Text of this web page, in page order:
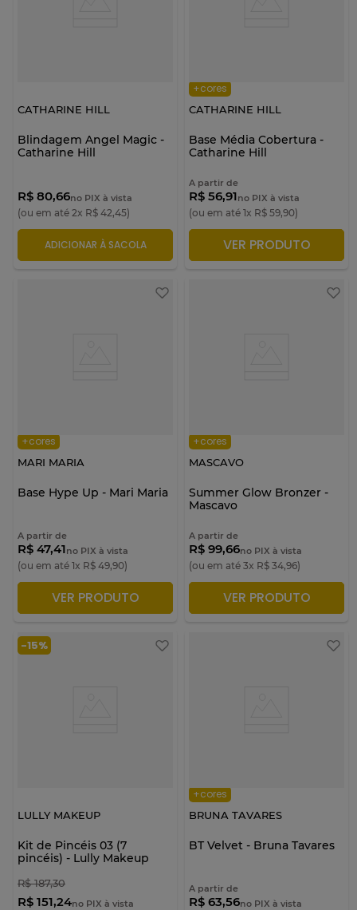
CATHARINE HILL
Blindagem Angel Magic -
Catharine Hill
R$ 80,66no PIX à vista
(ou em até 2x R$ 42,45)
ADICIONAR À SACOLA
+cores
CATHARINE HILL
Base Média Cobertura -
Catharine Hill
A partir de
R$ 56,91no PIX à vista
(ou em até 1x R$ 59,90)
ADICIONAR À SACOLA
VER PRODUTO
+cores
MARI MARIA
Base Hype Up - Mari Maria
A partir de
R$ 47,41no PIX à vista
(ou em até 1x R$ 49,90)
ADICIONAR À SACOLA
VER PRODUTO
+cores
MASCAVO
Summer Glow Bronzer -
Mascavo
A partir de
R$ 99,66no PIX à vista
(ou em até 3x R$ 34,96)
ADICIONAR À SACOLA
VER PRODUTO
-15%
LULLY MAKEUP
Kit de Pincéis 03 (7
pincéis) - Lully Makeup
R$ 187,30
R$ 151,24no PIX à vista
+cores
BRUNA TAVARES
BT Velvet - Bruna Tavares
A partir de
R$ 63,56no PIX à vista